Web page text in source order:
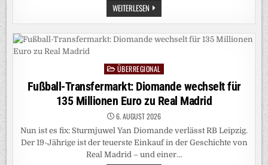
WEITERLESEN PERSONALISIERTE
PREISE:
SIE
ZAHLUNGSBEREIT?
SELBST
PostedÜBERREGIONAL
Fußball-Transfermarkt: Diomande wechselt für
135 Millionen Euro zu Real Madrid
6. AUGUST 2026
Nun ist es fix: Sturmjuwel Yan Diomande verlässt RB Leipzig.
Der 19-Jährige ist der teuerste Einkauf in der Geschichte von
Real Madrid – und einer…